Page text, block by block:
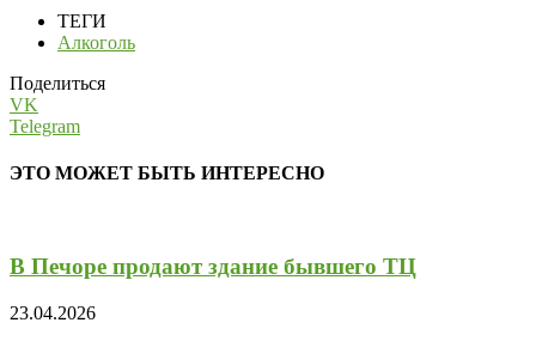
ТЕГИ
Алкоголь
Поделиться
VK
Telegram
ЭТО МОЖЕТ БЫТЬ ИНТЕРЕСНО
В Печоре продают здание бывшего ТЦ
23.04.2026